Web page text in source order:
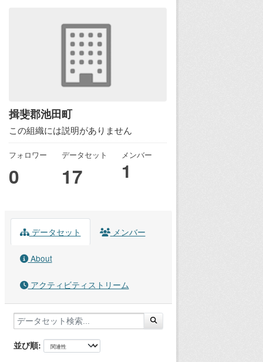
揖斐郡池田町
この組織には説明がありません
フォロワー
0
データセット
17
メンバー
1
データセット メンバー
About
アクティビティストリーム
並び順